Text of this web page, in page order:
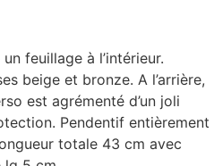
feuillage à l’intérieur.
beige et bronze. A l’arrière,
est agrémenté d’un joli
Pendentif entièrement
totale 43 cm avec